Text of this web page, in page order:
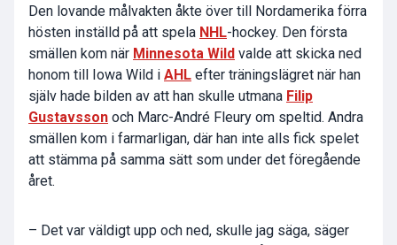
Den lovande målvakten åkte över till Nordamerika förra
hösten inställd på att spela NHL-hockey. Den första
smällen kom när Minnesota Wild valde att skicka ned
honom till Iowa Wild i AHL efter träningslägret när han
själv hade bilden av att han skulle utmana Filip
Gustavsson och Marc-André Fleury om speltid. Andra
smällen kom i farmarligan, där han inte alls fick spelet
att stämma på samma sätt som under det föregående
året.
– Det var väldigt upp och ned, skulle jag säga, säger